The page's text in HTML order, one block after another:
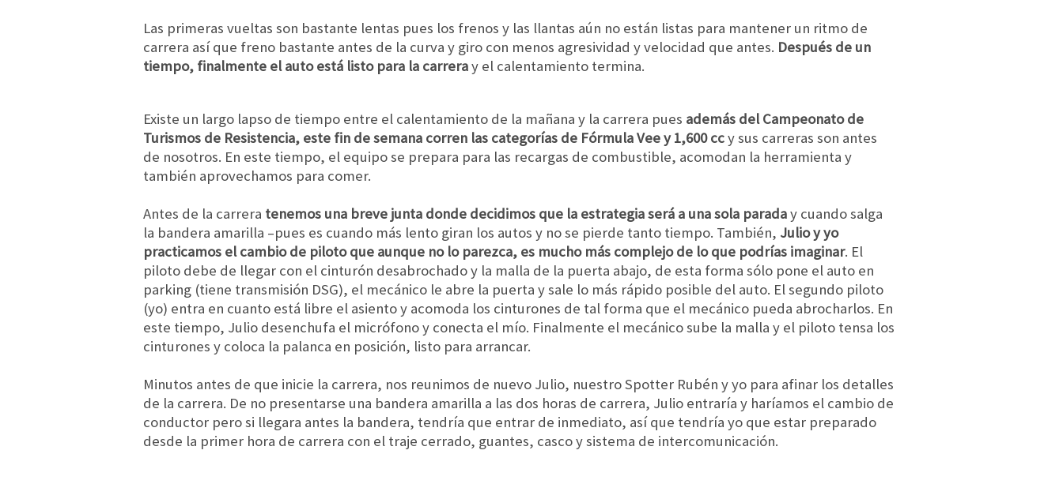
Las primeras vueltas son bastante lentas pues los frenos y las llantas aún no están listas para mantener un ritmo de
carrera así que freno bastante antes de la curva y giro con menos agresividad y velocidad que antes. Después de un
tiempo, finalmente el auto está listo para la carreray el calentamiento termina.
Existe un largo lapso de tiempo entre el calentamiento de la mañana y la carrera pues además del Campeonato de
Turismos de Resistencia, este fin de semana corren las categorías de Fórmula Vee y 1,600 ccy sus carreras son antes
de nosotros. En este tiempo, el equipo se prepara para las recargas de combustible, acomodan la herramienta y
también aprovechamos para comer.
Antes de la carrera tenemos una breve junta donde decidimos que la estrategia será a una sola paraday cuando salga
la bandera amarilla –pues es cuando más lento giran los autos y no se pierde tanto tiempo. También, Julio y yo
practicamos el cambio de piloto que aunque no lo parezca, es mucho más complejo de lo que podrías imaginar. El
piloto debe de llegar con el cinturón desabrochado y la malla de la puerta abajo, de esta forma sólo pone el auto en
parking (tiene transmisión DSG), el mecánico le abre la puerta y sale lo más rápido posible del auto. El segundo piloto
(yo) entra en cuanto está libre el asiento y acomoda los cinturones de tal forma que el mecánico pueda abrocharlos. En
este tiempo, Julio desenchufa el micrófono y conecta el mío. Finalmente el mecánico sube la malla y el piloto tensa los
cinturones y coloca la palanca en posición, listo para arrancar.
Minutos antes de que inicie la carrera, nos reunimos de nuevo Julio, nuestro Spotter Rubén y yo para afinar los detalles
de la carrera. De no presentarse una bandera amarilla a las dos horas de carrera, Julio entraría y haríamos el cambio de
conductor pero si llegara antes la bandera, tendría que entrar de inmediato, así que tendría yo que estar preparado
desde la primer hora de carrera con el traje cerrado, guantes, casco y sistema de intercomunicación.